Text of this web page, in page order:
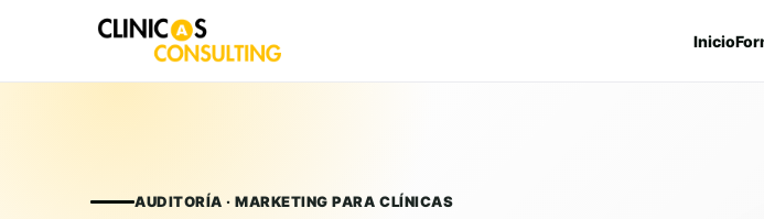
Inicio
AUDITORÍA · MARKETING PARA CLÍNICAS